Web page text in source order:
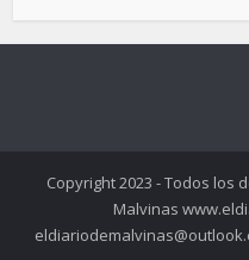
Copyright 2023 - Todos los
Malvinas